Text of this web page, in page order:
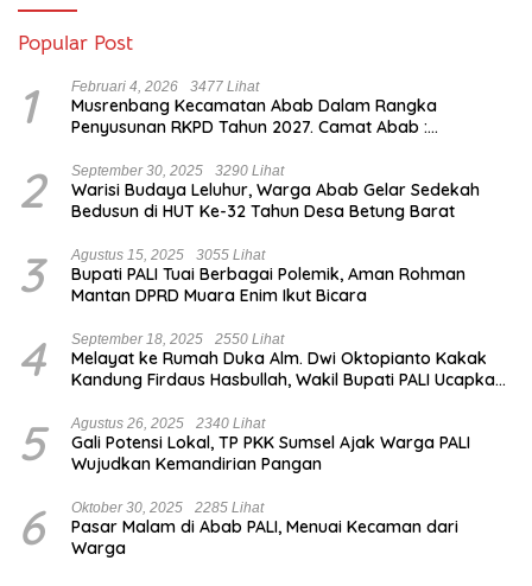
Popular Post
1 Februari 4, 2026 3477 Lihat
Musrenbang Kecamatan Abab Dalam Rangka
Penyusunan RKPD Tahun 2027. Camat Abab :
2 September 30, 2025 3290 Lihat
Warisi Budaya Leluhur, Warga Abab Gelar Sedekah
Bedusun di HUT Ke-32 Tahun Desa Betung Barat
3 Agustus 15, 2025 3055 Lihat
Bupati PALI Tuai Berbagai Polemik, Aman Rohman
Mantan DPRD Muara Enim Ikut Bicara
4 September 18, 2025 2550 Lihat
Melayat ke Rumah Duka Alm. Dwi Oktopianto Kakak
Kandung Firdaus Hasbullah, Wakil Bupati PALI Ucapkan
5 Agustus 26, 2025 2340 Lihat
Gali Potensi Lokal, TP PKK Sumsel Ajak Warga PALI
Wujudkan Kemandirian Pangan
6 Oktober 30, 2025 2285 Lihat
Pasar Malam di Abab PALI, Menuai Kecaman dari
Warga